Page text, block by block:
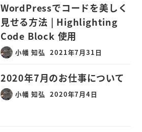
WordPressでコードを美しく
見せる方法 | Highlighting
Code Block 使用
小幡 知弘 2021年7月31日
2020年7月のお仕事について
小幡 知弘 2020年7月4日